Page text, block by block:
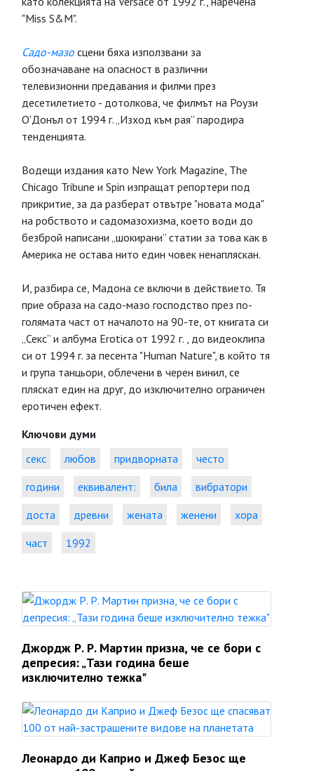
"Miss S&M".
Садо-мазо сцени бяха използвани за
обозначаване на опасност в различни
телевизионни предавания и филми през
десетилетието - дотолкова, че филмът на Роузи
О'Донъл от 1994 г. „Изход към рая” пародира
тенденцията.
Водещи издания като New York Magazine, The
Chicago Tribune и Spin изпращат репортери под
прикритие, за да разберат отвътре "новата мода"
на робството и садомазохизма, което води до
безброй написани „шокирани” статии за това как в
Америка не остава нито един човек ненапляскан.
И, разбира се, Мадона се включи в действието. Тя
прие образа на садо-мазо господство през по-
голямата част от началото на 90-те, от книгата си
„Секс” и албума Erotica от 1992 г. , до видеоклипа
си от 1994 г. за песента "Human Nature", в който тя
и група танцьори, облечени в черен винил, се
пляскат един на друг, до изключително ограничен
еротичен ефект.
Ключови думи
секс
любов придворната
често
години
еквивалент: била
вибратори
доста
древни жената женени
хора
част
1992
Джордж Р. Р. Мартин призна, че се бори с
депресия: „Тази година беше
изключително тежка"
Леонардо ди Каприо и Джеф Безос ще